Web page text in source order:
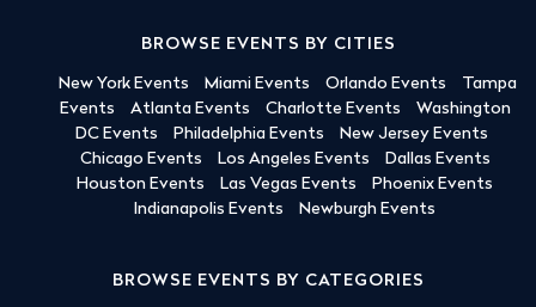
BROWSE EVENTS BY CITIES
New York Events Miami Events Orlando Events
Tampa
Events
Atlanta Events Charlotte Events
Washington
DC Events
Philadelphia Events
New Jersey Events
Chicago Events
Los Angeles Events
Dallas Events
Houston Events
Las Vegas Events
Phoenix Events
Indianapolis Events
Newburgh Events
BROWSE EVENTS BY CATEGORIES